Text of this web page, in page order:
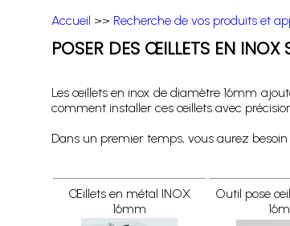
Accueil >> Recherche de vos produits et
POSER DES ŒILLETS EN
Les œillets en inox de diamètre 16mm
comment installer ces œillets avec
Dans un premier temps, vous aurez
Œillets en métal INOX
16mm
Outil pose